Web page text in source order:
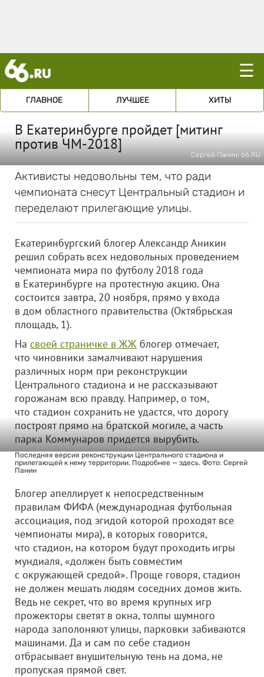
☰
ГЛАВНОЕ ЛУЧШЕЕ ХИТЫ
В Екатеринбурге пройдет [митинг
против ЧМ-2018]
Сергей Панин; 66.RU
Активисты недовольны тем, что ради
чемпионата снесут Центральный стадион и
переделают прилегающие улицы.
Екатеринбургский блогер Александр Аникин
решил собрать всех недовольных проведением
чемпионата мира по футболу 2018 года
в Екатеринбурге на протестную акцию. Она
состоится завтра, 20 ноября, прямо у входа
в дом областного правительства (Октябрьская
площадь, 1).
На своей страничке в ЖЖ блогер отмечает,
что чиновники замалчивают нарушения
различных норм при реконструкции
Центрального стадиона и не рассказывают
горожанам всю правду. Например, о том,
что стадион сохранить не удастся, что дорогу
построят прямо на братской могиле, а часть
парка Коммунаров придется вырубить.
Последняя версия реконструкции Центрального стадиона и
прилегающей к нему территории. Подробнее — здесь. Фото: Сергей
Панин
Блогер апеллирует к непосредственным
правилам ФИФА (международная футбольная
ассоциация, под эгидой которой проходят все
чемпионаты мира), в которых говорится,
что стадион, на котором будут проходить игры
мундиаля, «должен быть совместим
с окружающей средой». Проще говоря, стадион
не должен мешать людям соседних домов жить.
Ведь не секрет, что во время крупных игр
прожекторы светят в окна, толпы шумного
народа заполоняют улицы, парковки забиваются
машинами. Да и сам по себе стадион
отбрасывает внушительную тень на дома, не
пропуская прямой свет.